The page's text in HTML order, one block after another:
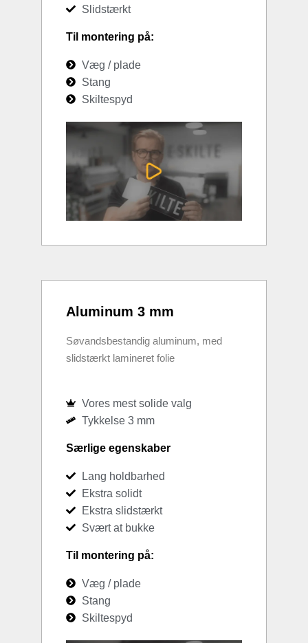
Slidstærkt
Til montering på:
Væg / plade
Stang
Skiltespyd
Aluminum 3 mm
Søvandsbestandig aluminum, med
slidstærkt lamineret folie
Vores mest solide valg
Tykkelse 3 mm
Særlige egenskaber
Lang holdbarhed
Ekstra solidt
Ekstra slidstærkt
Svært at bukke
Til montering på:
Væg / plade
Stang
Skiltespyd